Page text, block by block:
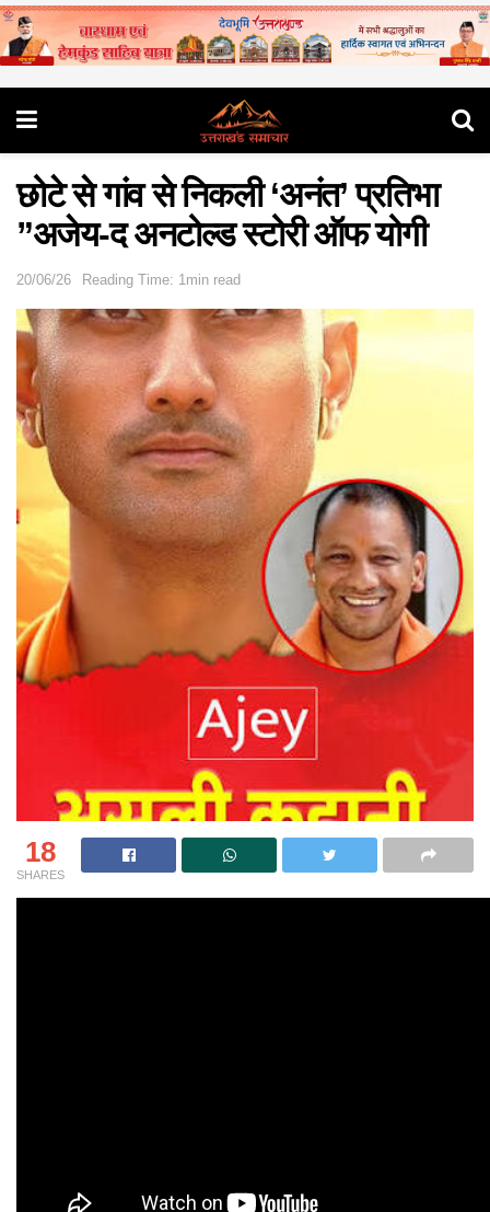
छोटे से गांव से निकली ‘अनंत’ प्रतिभा
”अजेय-द अनटोल्ड स्टोरी ऑफ योगी
20/06/26 Reading Time: 1min read
18
SHARES